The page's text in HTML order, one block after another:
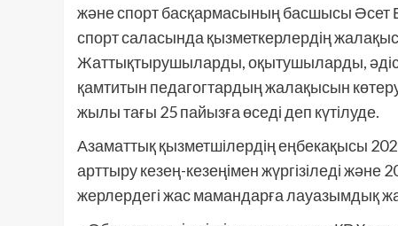
және спорт басқармасының басшысы Әсет
спорт саласында қызметкерлердің
Жаттықтырушыларды, оқытушыларды,
қамтитын педагогтардың жалақысын
жылы тағы 25 пайызға өседі деп күтілуде.
Азаматтық қызметшілердің еңбекақысы
арттыру кезең-кезеңімен жүргізіледі
жерлердегі жас мамандарға лауазымдық